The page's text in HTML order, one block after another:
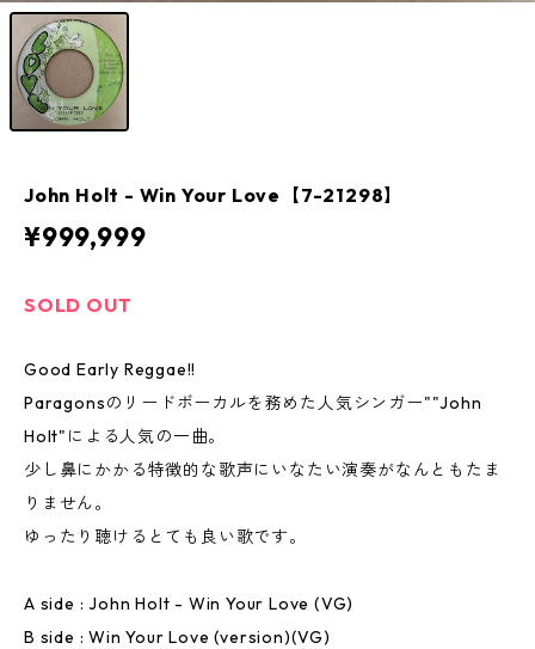
John Holt - Win Your Love【7-21298】
¥999,999
SOLD OUT
Good Early Reggae!!
Paragonsのリードボーカルを務めた人気シンガー""John
Holt"による人気の一曲。
少し鼻にかかる特徴的な歌声にいなたい演奏がなんともたま
りません。
ゆったり聴けるとても良い歌です。
A side : John Holt - Win Your Love (VG)
B side : Win Your Love (version)(VG)